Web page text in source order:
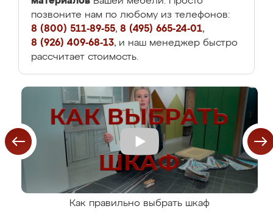
позвоните нам по любому из телефонов:
8 (800) 511-89-55, 8 (495) 665-24-01,
8 (926) 409-68-13, и наш менеджер быстро
рассчитает стоимость.
Как правильно выбрать шкаф